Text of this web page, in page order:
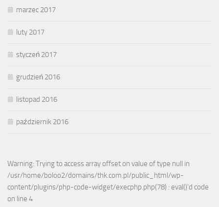
marzec 2017
luty 2017
styczeń 2017
grudzień 2016
listopad 2016
październik 2016
Warning: Trying to access array offset on value of type null in
/usr/home/boloo2/domains/thk.com.pl/public_html/wp-
content/plugins/php-code-widget/execphp.php(78) : eval()'d code
on line 4